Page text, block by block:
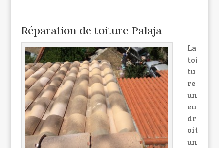
Réparation de toiture Palaja
La
toi
tu
re
un
en
dr
oit
un